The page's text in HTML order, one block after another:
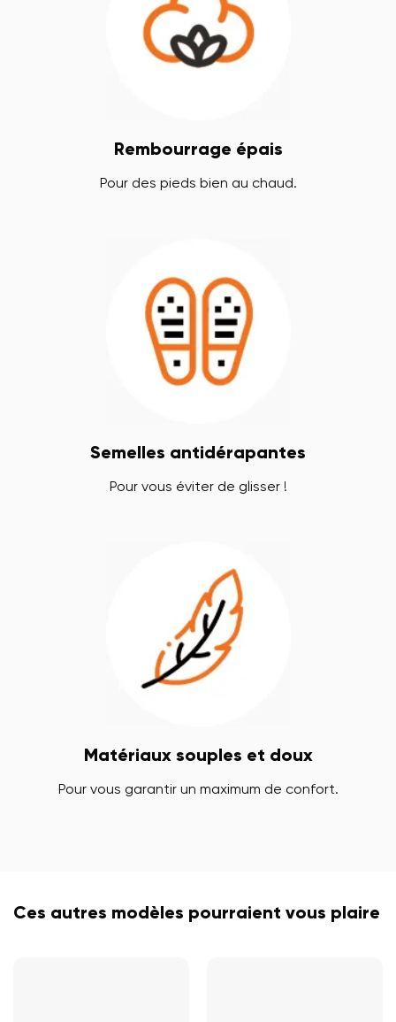
Rembourrage épais
Pour des pieds bien au chaud.
Semelles antidérapantes
Pour vous éviter de glisser !
Matériaux souples et doux
Pour vous garantir un maximum de confort.
Ces autres modèles pourraient vous plaire